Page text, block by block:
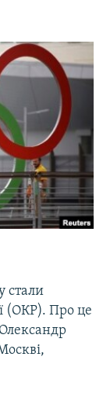
стали
(ОКР). Про це